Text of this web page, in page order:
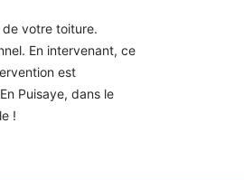
votre toiture.
En intervenant, ce
est
Puisaye, dans le
!